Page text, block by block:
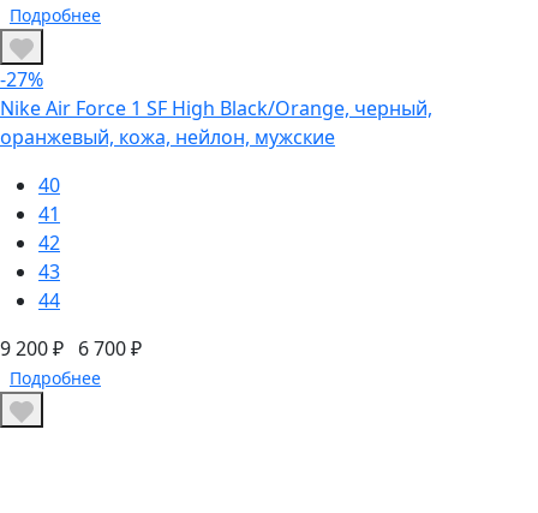
Подробнее
-27%
Nike Air Force 1 SF High Black/Orange, черный,
оранжевый, кожа, нейлон, мужские
40
41
42
43
44
9 200 ₽ 6 700 ₽
Подробнее